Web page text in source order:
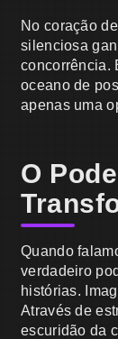
No coração
silenciosa
concorrência.
oceano de
apenas uma
O
Quando
verdadeiro
histórias.
Através de
escuridão da